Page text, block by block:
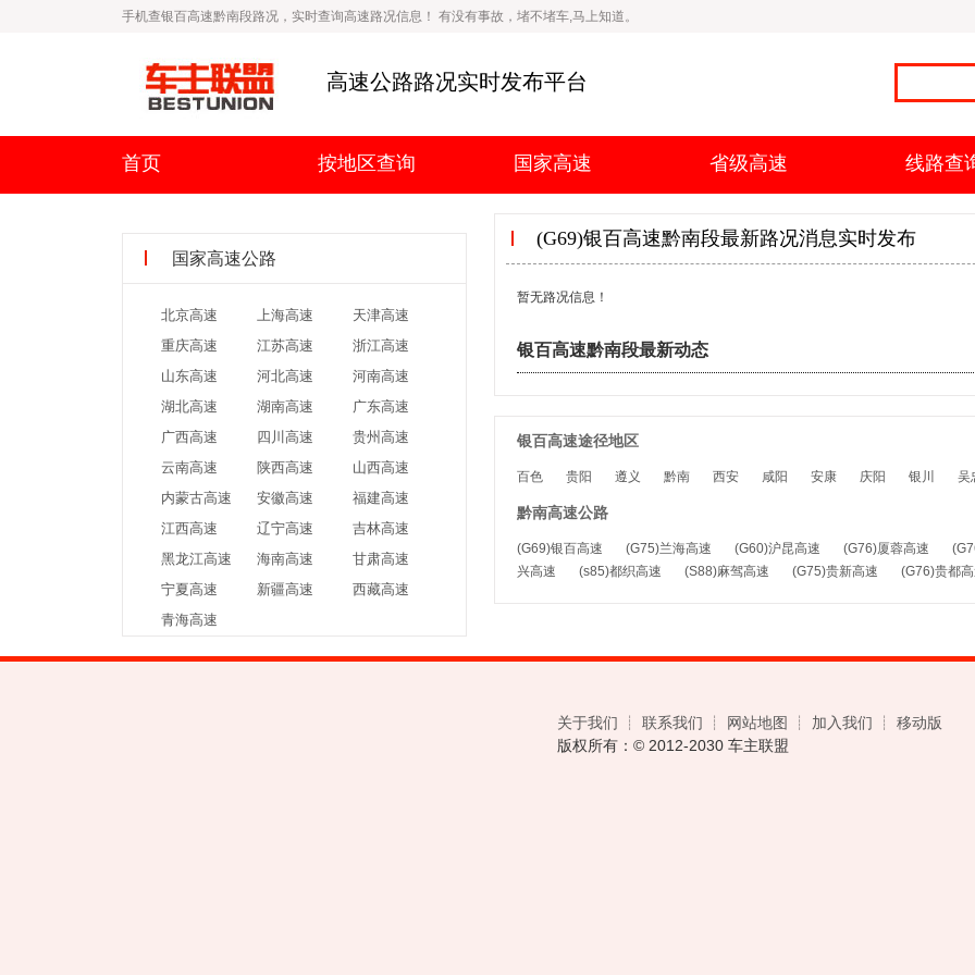
手机查银百高速黔南段路况，实时查询高速路况信息！ 有没有事故，堵不堵车,马上知道。
高速公路路况实时发布平台
首页 按地区查询 国家高速 省级高速 线路查
(G69)银百高速黔南段最新路况消息实时发布
暂无路况信息！
银百高速黔南段最新动态
银百高速途径地区
百色 贵阳 遵义 黔南 西安 咸阳 安康 庆阳 银川 吴
黔南高速公路
(G69)银百高速 (G75)兰海高速 (G60)沪昆高速 (G76)厦蓉高速
兴高速
(s85)都织高速 (S88)麻驾高速 (G75)贵新高速 (G76)贵都
国家高速公路
北京高速 上海高速
天津高速
重庆高速
江苏高速
浙江高速
山东高速
河北高速
河南高速
湖北高速
湖南高速
广东高速
广西高速
四川高速
贵州高速
云南高速
陕西高速
山西高速
内蒙古高速
安徽高速
福建高速
江西高速
辽宁高速
吉林高速
黑龙江高速
海南高速
甘肃高速
宁夏高速
新疆高速
西藏高速
青海高速
关于我们 ┊ 联系我们 ┊ 网站地图 ┊ 加入我们 ┊ 移动版
版权所有：© 2012-2030 车主联盟